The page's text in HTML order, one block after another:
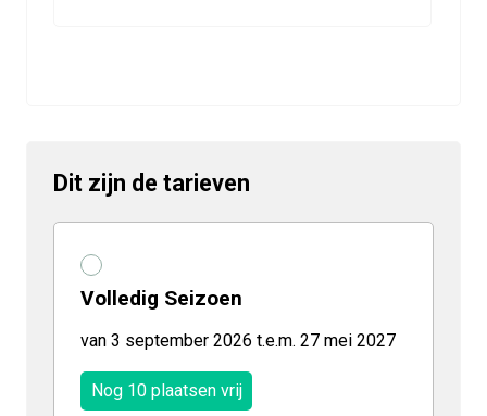
Dit zijn de tarieven
Volledig Seizoen
van 3 september 2026 t.e.m. 27 mei 2027
Nog 10 plaatsen vrij